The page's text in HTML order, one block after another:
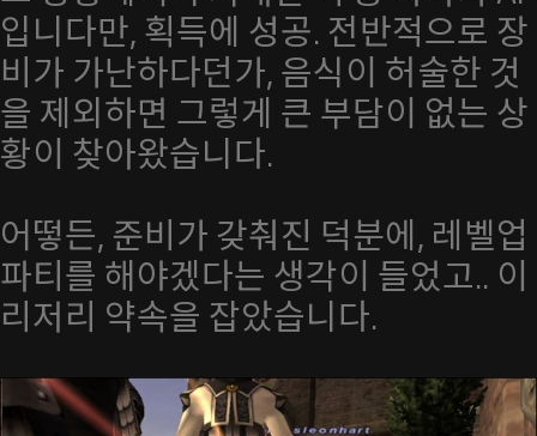
입니다만, 획득에 성공. 전반적으로 장
비가 가난하다던가, 음식이 허술한 것
을 제외하면 그렇게 큰 부담이 없는 상
황이 찾아왔습니다.
어떻든, 준비가 갖춰진 덕분에, 레벨업
파티를 해야겠다는 생각이 들었고.. 이
리저리 약속을 잡았습니다.